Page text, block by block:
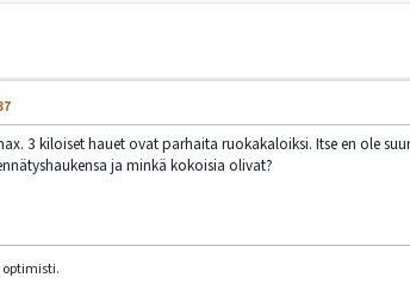
3 kiloiset hauet ovat parhaita ruokakaloiksi. Itse en ole
ja minkä kokoisia olivat?